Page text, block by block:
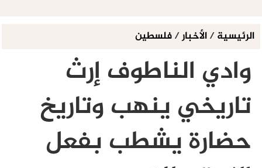
الرئيسية/الأخبار/فلسطين
وادي الناطوف إرث
تاريخي ينهب وتاريخ
حضارة يشطب بفعل